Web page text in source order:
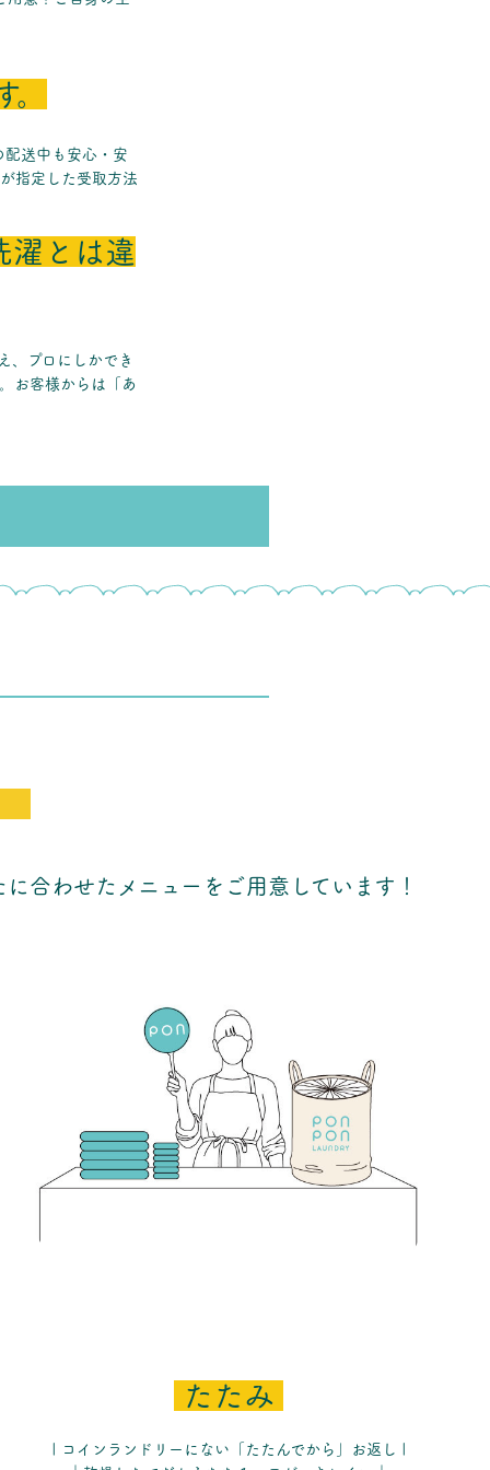
配送中も安心・安
指定した受取方法
濯とは違
、プロにしかでき
お客様からは「あ
合わせたメニューをご用意しています！
たたみ
| コインランドリーにない「たたんでから」お返し |